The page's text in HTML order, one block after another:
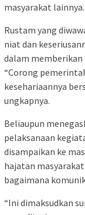
masyarakat lainnya.
Rustam yang
niat dan
dalam memberikan
“Corong
kesehariaannya
ungkapnya.
Beliaupun
pelaksanaan
disampaikan ke
hajatan
bagaimana
“Ini dimaksudkan